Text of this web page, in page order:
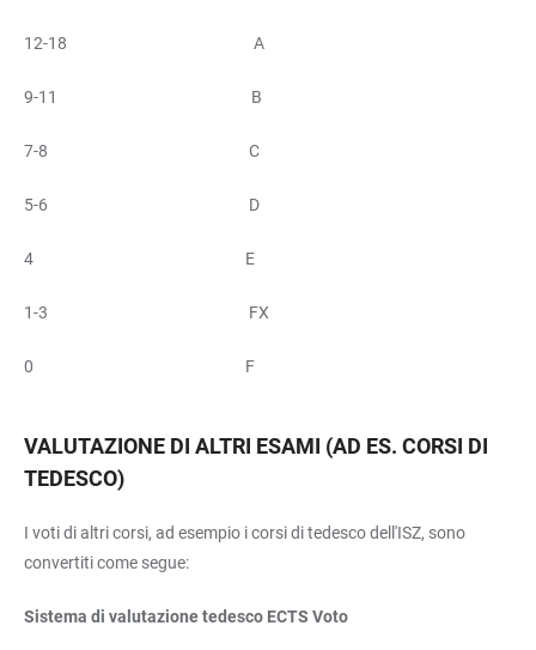
12-18 A
9-11 B
7-8 C
5-6 D
4 E
1-3 FX
0 F
VALUTAZIONE DI ALTRI ESAMI (AD ES. CORSI DI
TEDESCO)
I voti di altri corsi, ad esempio i corsi di tedesco dell'ISZ, sono
convertiti come segue:
Sistema di valutazione tedesco ECTS Voto